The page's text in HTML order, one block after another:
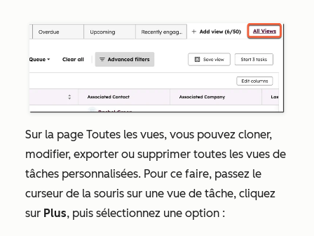
Sur la page Toutes les vues, vous pouvez cloner,
modifier, exporter ou supprimer toutes les vues de
tâches personnalisées. Pour ce faire, passez le
curseur de la souris sur une vue de tâche, cliquez
sur Plus, puis sélectionnez une option :